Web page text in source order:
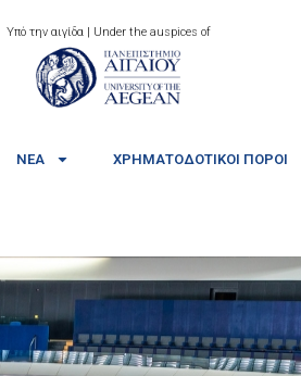
Υπό την αιγίδα | Under the auspices of
ΝΈΑ ΧΡΗΜΑΤΟΔΟΤΙΚΟΊ ΠΌΡΟΙ